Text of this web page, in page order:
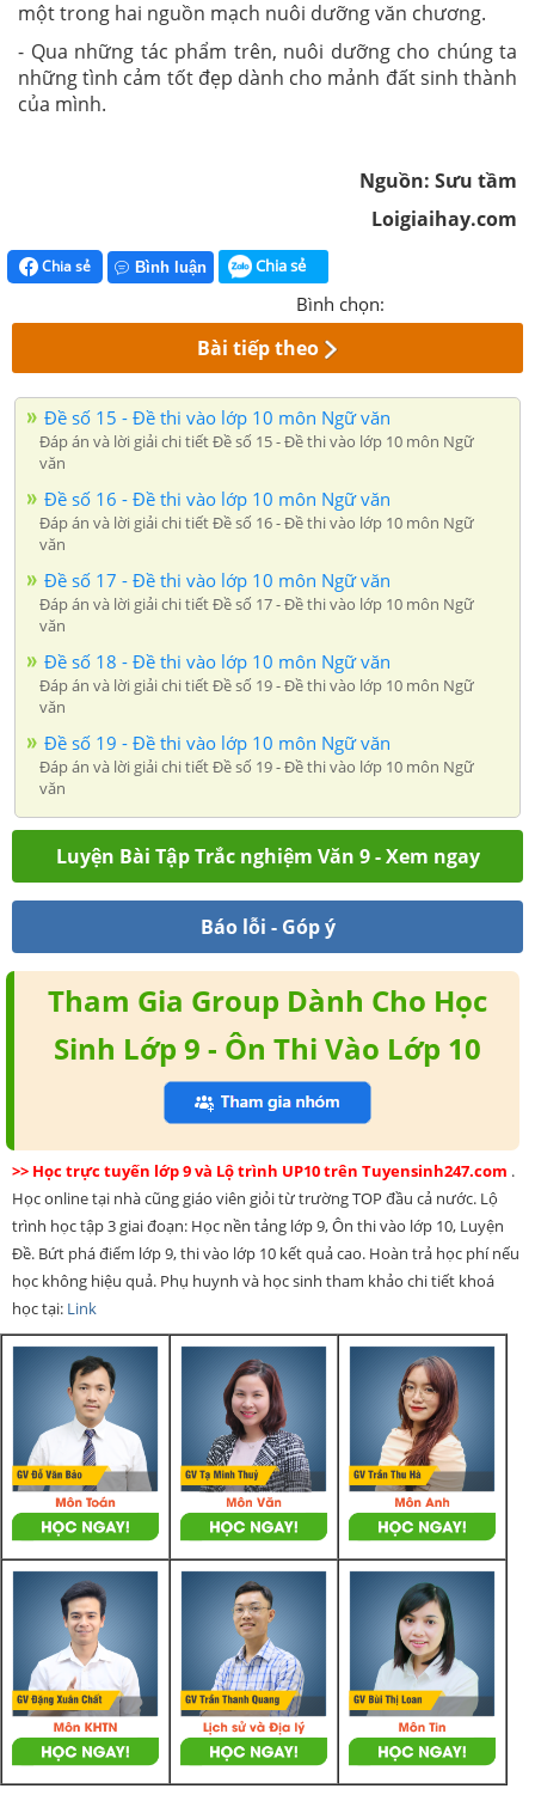
một trong hai nguồn mạch nuôi dưỡng văn chương.
- Qua những tác phẩm trên, nuôi dưỡng cho chúng ta
những tình cảm tốt đẹp dành cho mảnh đất sinh thành
của mình.
Nguồn: Sưu tầm
Loigiaihay.com
Chia sẻ Bình luận Chia sẻ
Bình chọn:
Bài tiếp theo
Đề số 15 - Đề thi vào lớp 10 môn Ngữ văn
Đáp án và lời giải chi tiết Đề số 15 - Đề thi vào lớp 10 môn Ngữ
văn
Đề số 16 - Đề thi vào lớp 10 môn Ngữ văn
Đáp án và lời giải chi tiết Đề số 16 - Đề thi vào lớp 10 môn Ngữ
văn
Đề số 17 - Đề thi vào lớp 10 môn Ngữ văn
Đáp án và lời giải chi tiết Đề số 17 - Đề thi vào lớp 10 môn Ngữ
văn
Đề số 18 - Đề thi vào lớp 10 môn Ngữ văn
Đáp án và lời giải chi tiết Đề số 19 - Đề thi vào lớp 10 môn Ngữ
văn
Đề số 19 - Đề thi vào lớp 10 môn Ngữ văn
Đáp án và lời giải chi tiết Đề số 19 - Đề thi vào lớp 10 môn Ngữ
văn
Luyện Bài Tập Trắc nghiệm Văn 9 - Xem ngay
Báo lỗi - Góp ý
Tham Gia Group Dành Cho Học
Sinh Lớp 9 - Ôn Thi Vào Lớp 10
>> Học trực tuyến lớp 9 và Lộ trình UP10 trên Tuyensinh247.com .
Học online tại nhà cũng giáo viên giỏi từ trường TOP đầu cả nước. Lộ
trình học tập 3 giai đoạn: Học nền tảng lớp 9, Ôn thi vào lớp 10, Luyện
Đề. Bứt phá điểm lớp 9, thi vào lớp 10 kết quả cao. Hoàn trả học phí nếu
học không hiệu quả. Phụ huynh và học sinh tham khảo chi tiết khoá
học tại: Link